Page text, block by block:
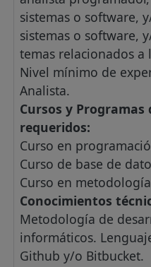
sistemas o software,
sistemas o software,
temas relacionados a
Nivel mínimo de
Analista.
Cursos y Programas
requeridos:
Curso en
Curso de base de
Curso en
Conocimientos
Metodología de
informáticos.
Github y/o Bitbucket.